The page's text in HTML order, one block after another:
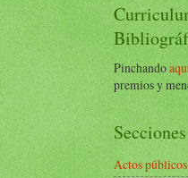
Pinchando
premios y
Secciones
Actos públicos